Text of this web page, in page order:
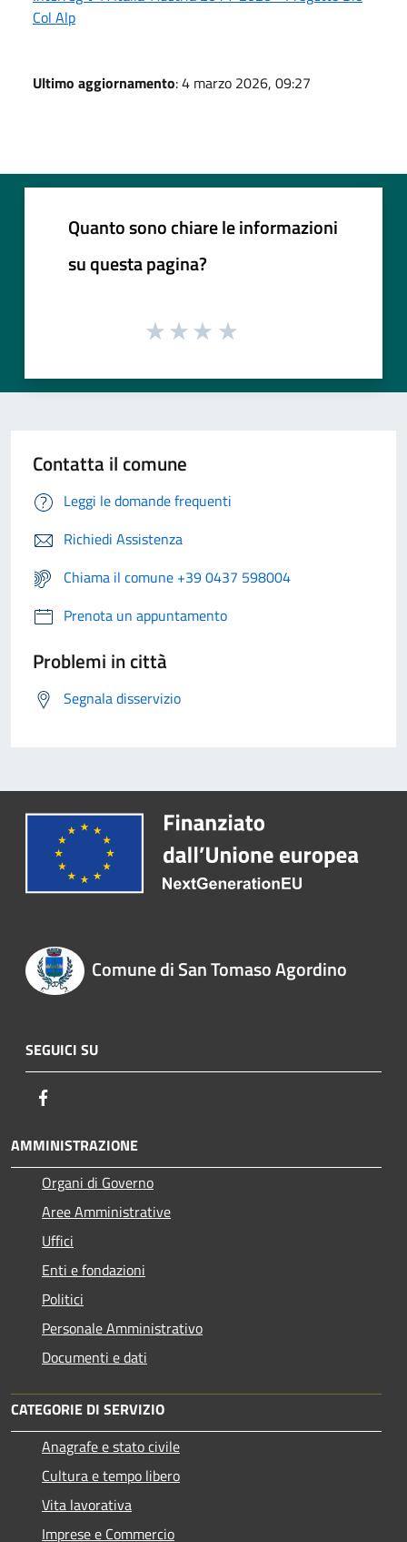
Col Alp
Ultimo aggiornamento: 4 marzo 2026, 09:27
Quanto sono chiare le informazioni
su questa pagina?
Contatta il comune
Leggi le domande frequenti
Richiedi Assistenza
Chiama il comune +39 0437 598004
Prenota un appuntamento
Problemi in città
Segnala disservizio
Comune di San Tomaso Agordino
SEGUICI SU
AMMINISTRAZIONE
Organi di Governo
Aree Amministrative
Uffici
Enti e fondazioni
Politici
Personale Amministrativo
Documenti e dati
CATEGORIE DI SERVIZIO
Anagrafe e stato civile
Cultura e tempo libero
Vita lavorativa
Imprese e Commercio